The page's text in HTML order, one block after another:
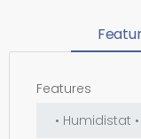
Features